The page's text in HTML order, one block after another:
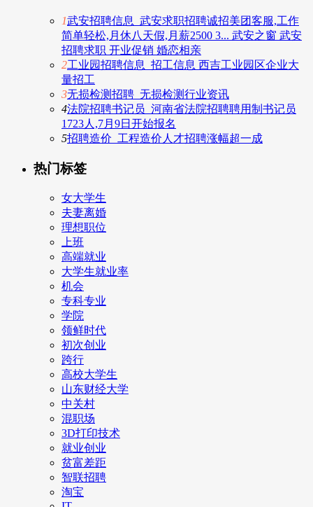
1武安招聘信息_武安求职招聘诚招美团客服,工作
简单轻松,月休八天假,月薪2500 3... 武安之窗 武安
招聘求职 开业促销 婚恋相亲
2工业园招聘信息_招工信息 西吉工业园区企业大
量招工
3无损检测招聘_无损检测行业资讯
4法院招聘书记员_河南省法院招聘聘用制书记员
1723人,7月9日开始报名
5招聘造价_工程造价人才招聘涨幅超一成
热门标签
女大学生
夫妻离婚
理想职位
上班
高端就业
大学生就业率
机会
专科专业
学院
领鲜时代
初次创业
跨行
高校大学生
山东财经大学
中关村
混职场
3D打印技术
就业创业
贫富差距
智联招聘
淘宝